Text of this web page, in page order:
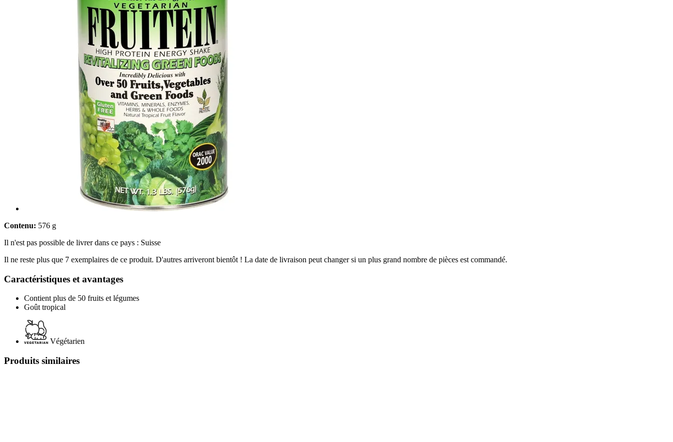
Contenu: 576 g
Il n'est pas possible de livrer dans ce pays : Suisse
Il ne reste plus que 7 exemplaires de ce produit. D'autres arriveront bientôt ! La date de livraison peut changer si un plus grand nombre de pièces est commandé.
Caractéristiques et avantages
Contient plus de 50 fruits et légumes
Goût tropical
Végétarien
Produits similaires